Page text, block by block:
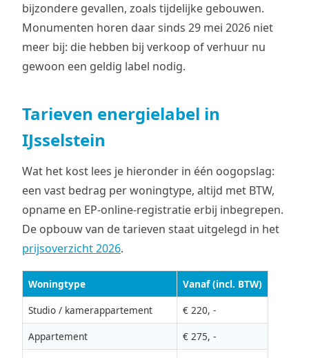
bijzondere gevallen, zoals tijdelijke gebouwen.
Monumenten horen daar sinds 29 mei 2026 niet
meer bij: die hebben bij verkoop of verhuur nu
gewoon een geldig label nodig.
Tarieven energielabel in
IJsselstein
Wat het kost lees je hieronder in één oogopslag:
een vast bedrag per woningtype, altijd met BTW,
opname en EP-online-registratie erbij inbegrepen.
De opbouw van de tarieven staat uitgelegd in het
prijsoverzicht 2026.
Woningtype
Vanaf (incl. BTW)
Studio / kamerappartement
€ 220, -
Appartement
€ 275, -